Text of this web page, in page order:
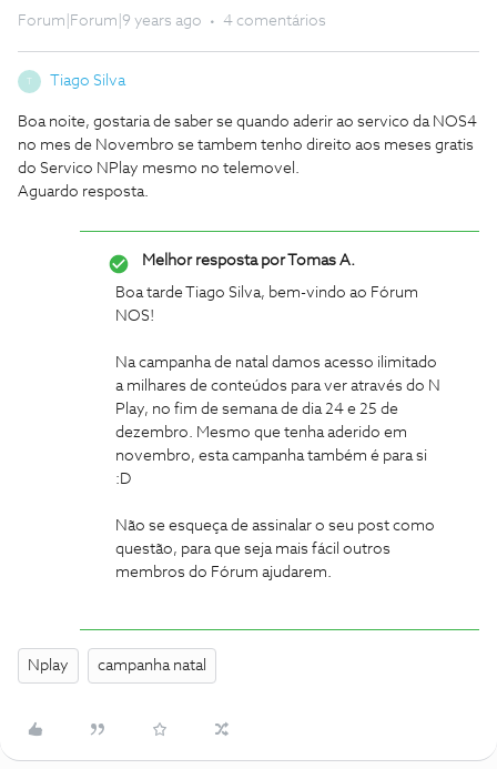
Forum|Forum|9 years ago 4 comentários
T Tiago Silva
Boa noite, gostaria de saber se quando aderir ao servico da NOS4
no mes de Novembro se tambem tenho direito aos meses gratis
do Servico NPlay mesmo no telemovel.
Aguardo resposta.
Melhor resposta porTomas A.
Boa tarde Tiago Silva, bem-vindo ao Fórum
NOS!
Na campanha de natal damos acesso ilimitado
a milhares de conteúdos para ver através do N
Play, no fim de semana de dia 24 e 25 de
dezembro. Mesmo que tenha aderido em
novembro, esta campanha também é para si
:D
Não se esqueça de assinalar o seu post como
questão, para que seja mais fácil outros
membros do Fórum ajudarem.
Nplay campanha natal